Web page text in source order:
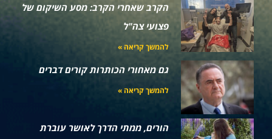
הקרב שאחרי הקרב: מסע השיקום של
פצועי צה"ל
להמשך קריאה »
גם מאחורי הכותרות קורים דברים
להמשך קריאה »
הורים, ממתי הדרך לאושר עוברת